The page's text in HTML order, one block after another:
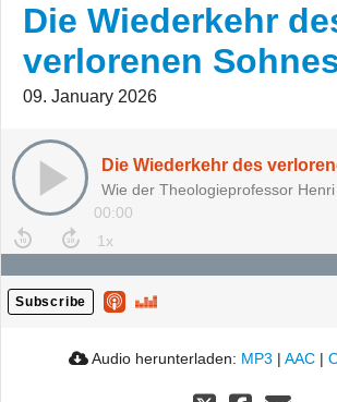
Die Wiederkehr
verlorenen
09. January 2026
Die Wiederkehr des
00:00
Subscribe
Audio herunterladen: MP3 | AAC |